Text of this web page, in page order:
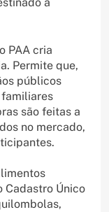
a
PAA cria
Permite que,
públicos
são feitas a
no mercado,
Cadastro Único